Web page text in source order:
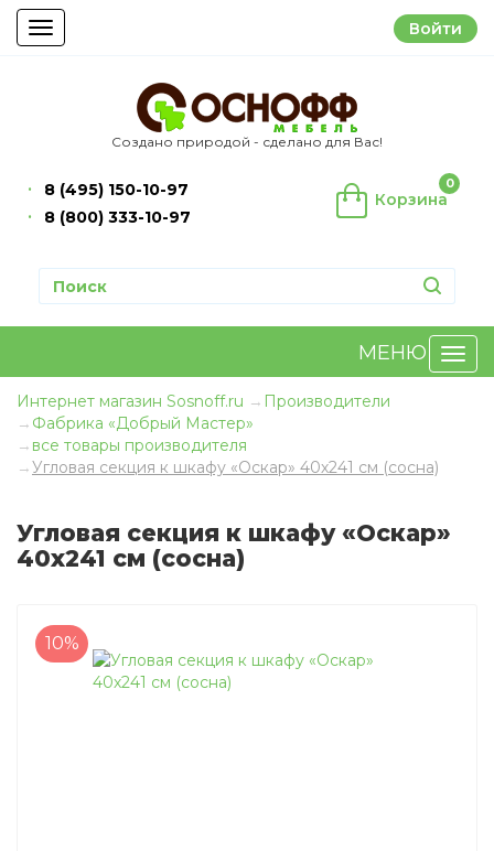
Toggle
navigation
Войти
Создано природой - сделано для Вас!
Корзина
0
8 (495) 150-10-97
8 (800) 333-10-97
МЕНЮ
Интернет магазин Sosnoff.ru
Производители
Фабрика «Добрый Мастер»
все товары производителя
Угловая секция к шкафу «Оскар» 40х241 см (сосна)
Угловая секция к шкафу «Оскар»
40х241 см (сосна)
10%